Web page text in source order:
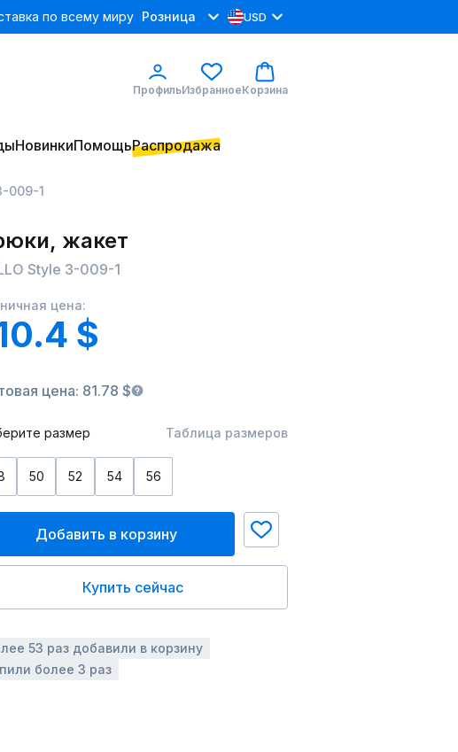
по всему миру Розница USD
ПрофильИзбранноеКорзина
НовинкиПомощьРаспродажа
009-1
жакет
Style 3-009-1
цена:
$
цена: 81.78 $
размер Таблица размеров
50 52 54 56
Добавить в корзину
Купить сейчас
53 раз добавили в корзину
более 3 раз